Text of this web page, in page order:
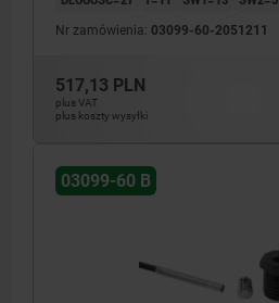
Nr zamówienia: 03099-60-2051211
517,13 PLN
plus VAT
plus koszty wysyłki
03099-60 B